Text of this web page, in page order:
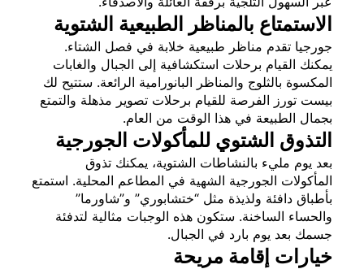
الاستمتاع بالمناظر الطبيعية الشتوية
جورجيا تقدم مناظر طبيعية خلابة في فصل الشتاء.
يمكنك القيام برحلات استكشافية إلى الجبال والغابات
المكسوة بالثلوج والمناظر البانورامية الرائعة. ستتيح لك
بيست تورز الفرصة للقيام برحلات تصوير مذهلة والتمتع
بجمال الطبيعة في هذا الوقت من العام.
التذوق الشتوي للمأكولات الجورجية
بعد يوم مليء بالنشاطات الشتوية، يمكنك تذوق
المأكولات الجورجية الشهية في المطاعم المحلية. استمتع
بأطباق دافئة ولذيذة مثل “ختشابوري” و”شاورما”
والحساء الساخنة. ستكون هذه الوجبات مثالية لتدفئة
جسمك بعد يوم بارد في الجبال.
خيارات إقامة مريحة